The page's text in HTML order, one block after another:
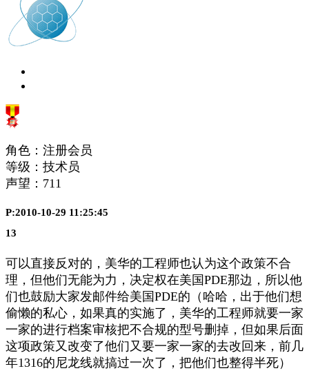
角色：注册会员
等级：技术员
声望： 711
P:2010-10-29 11:25:45
13
可以直接反对的，美华的工程师也认为这个政策不合
理，但他们无能为力，决定权在美国PDE那边，所以他
们也鼓励大家发邮件给美国PDE的（哈哈，出于他们想
偷懒的私心，如果真的实施了，美华的工程师就要一家
一家的进行档案审核把不合规的型号删掉，但如果后面
这项政策又改变了他们又要一家一家的去改回来，前几
年1316的尼龙线就搞过一次了，把他们也整得半死）